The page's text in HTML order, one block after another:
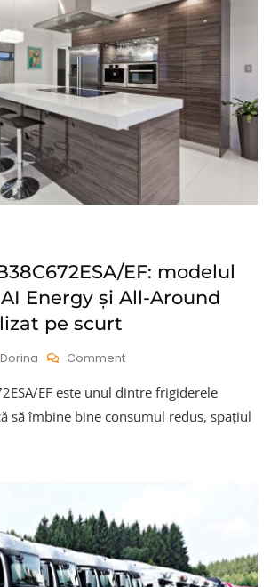
De
Energie
În
Locuință
EF: modelul
Energy și All-Around
pe scurt
Dorina CommentOn
RB38C672ESA/EF:
Modelul
All-
Around
Cooling
EF este unul dintre frigiderele
să îmbine bine consumul redus, spațiul